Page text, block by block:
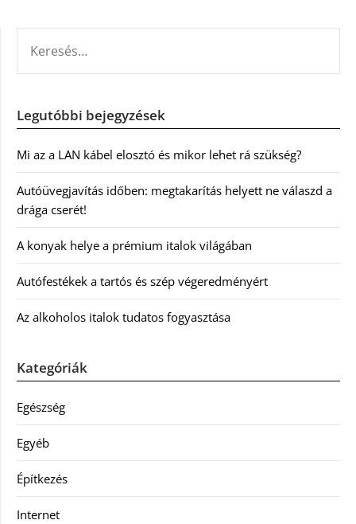
Legutóbbi bejegyzések
Mi az a LAN kábel elosztó és mikor lehet rá szükség?
Autóüvegjavítás időben: megtakarítás helyett ne válaszd a
drága cserét!
A konyak helye a prémium italok világában
Autófestékek a tartós és szép végeredményért
Az alkoholos italok tudatos fogyasztása
Kategóriák
Egészség
Egyéb
Építkezés
Internet